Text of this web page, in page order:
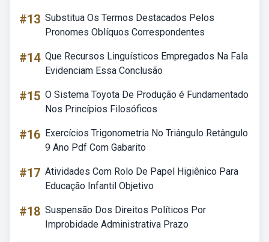
#13 Substitua Os Termos Destacados Pelos
Pronomes Oblíquos Correspondentes
#14 Que Recursos Linguísticos Empregados Na Fala
Evidenciam Essa Conclusão
#15 O Sistema Toyota De Produção é Fundamentado
Nos Princípios Filosóficos
#16 Exercícios Trigonometria No Triângulo Retângulo
9 Ano Pdf Com Gabarito
#17 Atividades Com Rolo De Papel Higiênico Para
Educação Infantil Objetivo
#18 Suspensão Dos Direitos Políticos Por
Improbidade Administrativa Prazo